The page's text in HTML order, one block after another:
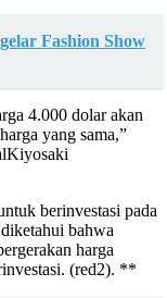
Fashion Show
4.000 dolar akan
yang sama,”
berinvestasi pada
bahwa
harga
(red2). **